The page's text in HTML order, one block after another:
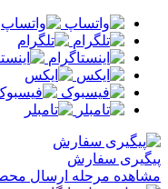
پیگیری سفارش
مشاهده مرحله ارسال